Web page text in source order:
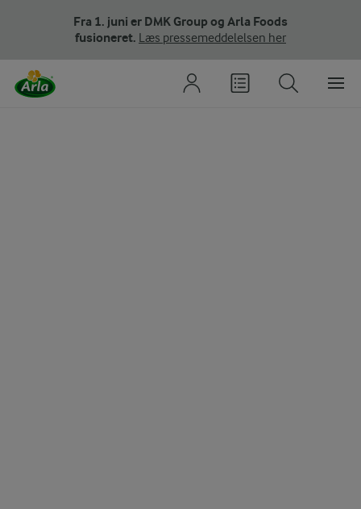
Fra 1. juni er DMK Group og Arla Foods
fusioneret. Læs pressemeddelelsen her